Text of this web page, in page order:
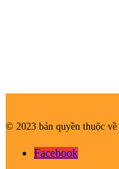
© 2023 bản quyền thuộc về
Facebook